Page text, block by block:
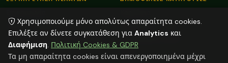
Τρόποι Παραγγελίας
Τρόποι Αποστολής & Πληρωμής
Blog
Λουλούδια - Βάζα
Αποξηραμένα φυτά
Χρησιμοποιούμε μόνο απολύτως απαραίτητα cookies.
Επιλέξτε αν δίνετε συγκατάθεση για Analytics και
Διαφήμιση. Πολιτική Cookies & GDPR
Τα μη απαραίτητα cookies είναι απενεργοποιημένα μέχρι